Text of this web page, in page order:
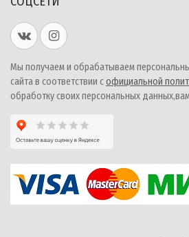
Мы получаем и обрабатываем
сайта в соответствии софициальной
обработку своих персональных